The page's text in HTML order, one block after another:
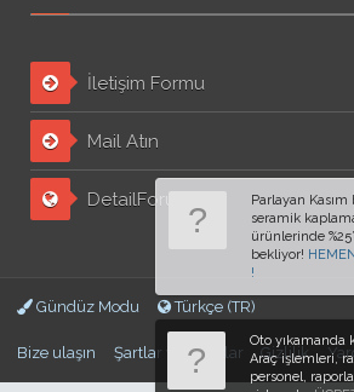
İletişim Formu
Mail Atın
DetailForum.org
Gündüz Modu Türkçe (TR)
Bize ulaşın Şartlar ve kurallar Gizlilik
Parlayan
seramik
ürünlerinde
bekliyor!
!
Oto yıkamanda
Araç işlemleri,
personel,